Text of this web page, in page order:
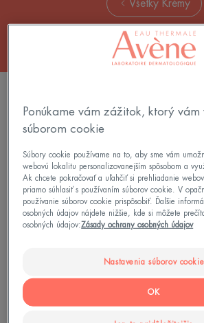
Všetky Krémy
Obnovujúci
krém
Obnovujúci ochranný krém
Ponúkame vám zážitok, ktorý vám
súborom cookie
Súbory cookie používame na to, aby sme vám
webovú lokalitu personalizovanejším spôsobom a
Ak chcete pokračovať a uľahčiť si prehliadanie
priamo súhlasiť s používaním súborov cookie. V
používanie súborov cookie prispôsobiť. Ďalšie
osobných údajov nájdete nižšie, kde si môžete
osobných údajov:Zásady ochrany osobných údajov
Nastavenia súborov cookie
OK